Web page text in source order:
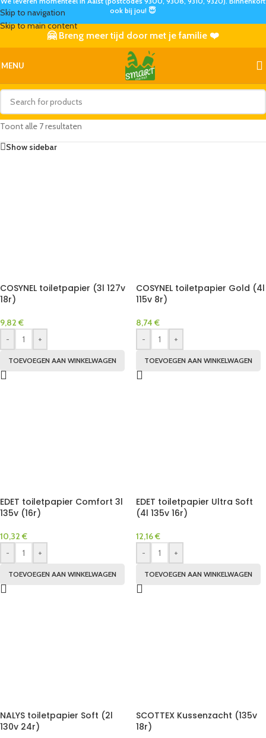
Skip to navigation
Skip to main content
ook bij jou! 😇
🤗 Breng meer tijd door met je familie ❤️
MENU
Toont alle 7 resultaten
Show sidebar
COSYNEL toiletpapier (3l 127v
18r)
9,82 €
-
+
TOEVOEGEN AAN WINKELWAGEN
COSYNEL toiletpapier Gold (4l
115v 8r)
8,74 €
-
+
TOEVOEGEN AAN WINKELWAGEN
EDET toiletpapier Comfort 3l
135v (16r)
10,32 €
-
+
TOEVOEGEN AAN WINKELWAGEN
EDET toiletpapier Ultra Soft
(4l 135v 16r)
12,16€
-
+
TOEVOEGEN AAN WINKELWAGEN
NALYS toiletpapier Soft (2l
130v 24r)
SCOTTEX Kussenzacht (135v
18r)